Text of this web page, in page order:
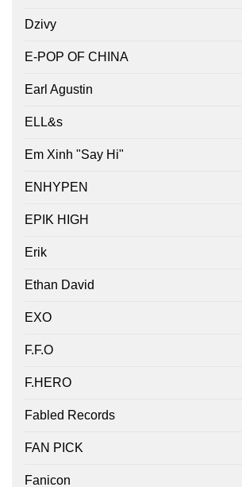
Dzivy
E-POP OF CHINA
Earl Agustin
ELL&s
Em Xinh "Say Hi"
ENHYPEN
EPIK HIGH
Erik
Ethan David
EXO
F.F.O
F.HERO
Fabled Records
FAN PICK
Fanicon